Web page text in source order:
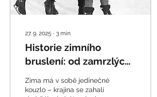
27. 9. 2025 ∙ 3 min
Historie zimního
bruslení: od zamrzlých
rybníků až po moderní
kluziště
Zima má v sobě jedinečné
kouzlo – krajina se zahalí